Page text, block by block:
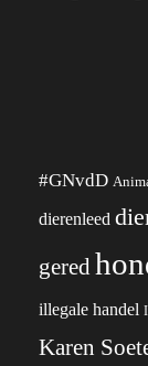
#GNvdD
dierenleed
gered
illegale handel
Karen